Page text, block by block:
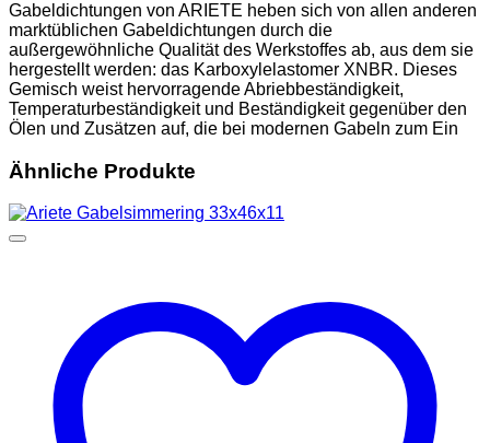
Gabeldichtungen von ARIETE heben sich von allen anderen
marktüblichen Gabeldichtungen durch die
außergewöhnliche Qualität des Werkstoffes ab, aus dem sie
hergestellt werden: das Karboxylelastomer XNBR. Dieses
Gemisch weist hervorragende Abriebbeständigkeit,
Temperaturbeständigkeit und Beständigkeit gegenüber den
Ölen und Zusätzen auf, die bei modernen Gabeln zum Ein
Ähnliche Produkte